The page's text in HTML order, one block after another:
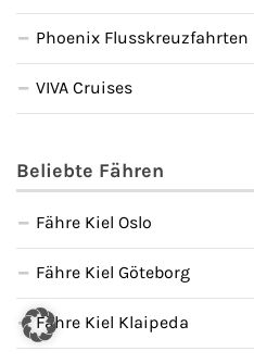
Phoenix Flusskreuzfahrten
VIVA Cruises
Beliebte Fähren
Fähre Kiel Oslo
Fähre Kiel Göteborg
Fähre Kiel Klaipeda